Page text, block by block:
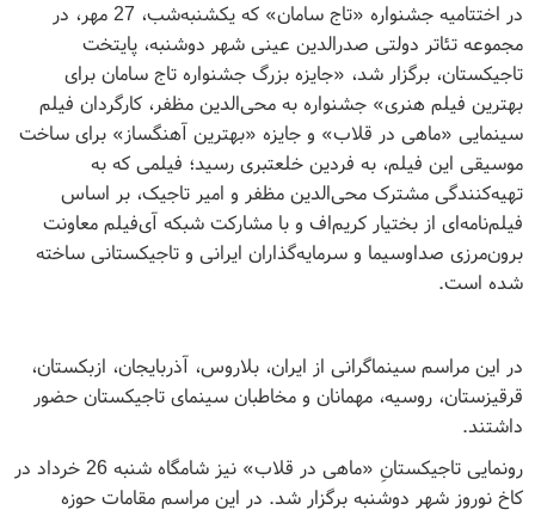
در اختتامیه جشنواره «تاج سامان» که یکشنبه‌شب، 27 مهر، در
مجموعه تئاتر دولتی صدرالدین عینی شهر دوشنبه، پایتخت
تاجیکستان، برگزار شد، «جایزه بزرگ جشنواره تاج سامان برای
بهترین فیلم هنری» جشنواره به محی‌الدین مظفر، کارگردان فیلم
سینمایی «ماهی در قلاب» و جایزه «بهترین آهنگساز» برای ساخت
موسیقی این فیلم، به فردین خلعتبری رسید؛ فیلمی که به
تهیه‌کنندگی مشترک محی‌الدین مظفر و امیر تاجیک، بر اساس
فیلم‌نامه‌ای از بختیار کریم‌اف و با مشارکت شبکه آی‌فیلم معاونت
برون‌مرزی صداوسیما و سرمایه‌گذاران ایرانی و تاجیکستانی ساخته
شده است.
در این مراسم سینماگرانی از ایران، بلاروس، آذربایجان، ازبکستان،
قرقیزستان، روسیه، مهمانان و مخاطبان سینمای تاجیکستان حضور
داشتند.
رونمایی تاجیکستانِ «ماهی در قلاب» نیز شامگاه شنبه 26 خرداد در
کاخ نوروز شهر دوشنبه برگزار شد. در این مراسم مقامات حوزه